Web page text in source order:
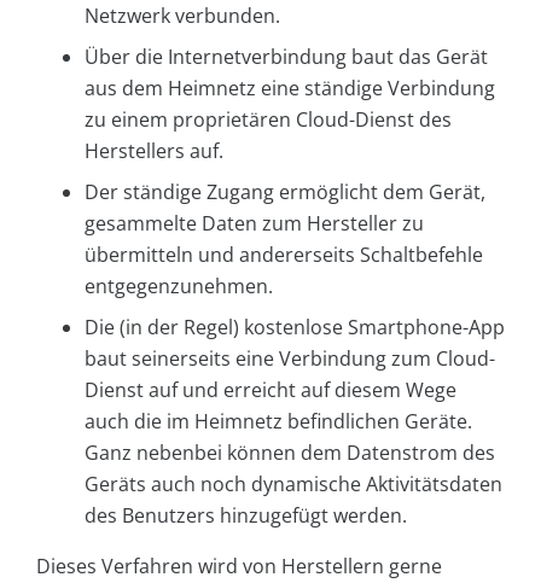
Netzwerk verbunden.
Über die Internetverbindung baut das Gerät
aus dem Heimnetz eine ständige Verbindung
zu einem proprietären Cloud-Dienst des
Herstellers auf.
Der ständige Zugang ermöglicht dem Gerät,
gesammelte Daten zum Hersteller zu
übermitteln und andererseits Schaltbefehle
entgegenzunehmen.
Die (in der Regel) kostenlose Smartphone-App
baut seinerseits eine Verbindung zum Cloud-
Dienst auf und erreicht auf diesem Wege
auch die im Heimnetz befindlichen Geräte.
Ganz nebenbei können dem Datenstrom des
Geräts auch noch dynamische Aktivitätsdaten
des Benutzers hinzugefügt werden.
Dieses Verfahren wird von Herstellern gerne